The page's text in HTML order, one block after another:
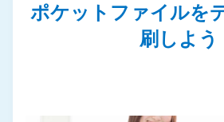
ポケットファイルを
刷しよう